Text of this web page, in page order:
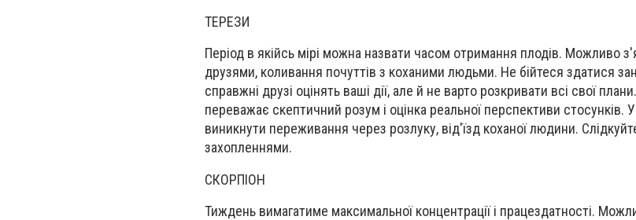
ТЕРЕЗИ
Період в якійсь мірі можна назвати часом отримання плодів. Можливо
друзями, коливання почуттів з коханими людьми. Не бійтеся здатися
справжні друзі оцінять ваші дії, але й не варто розкривати всі свої
переважає скептичний розум і оцінка реальної перспективи стосунків.
виникнути переживання через розлуку, від'їзд коханої людини.
захопленнями.
СКОРПІОН
Тиждень вимагатиме максимальної концентрації і працездатності.